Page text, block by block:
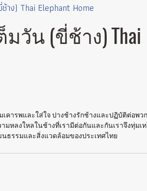
าง) Thai Elephant Home
วัน (ขี่ช้าง) Thai
คารพและใส่ใจ ปางช้างรักช้างและปฏิบัติต่อพว
หลงใหลในช้างที่เรามีต่อกันและกันเราจึงทุ่มเ
รรมและสิ่งแวดล้อมของประเทศไทย